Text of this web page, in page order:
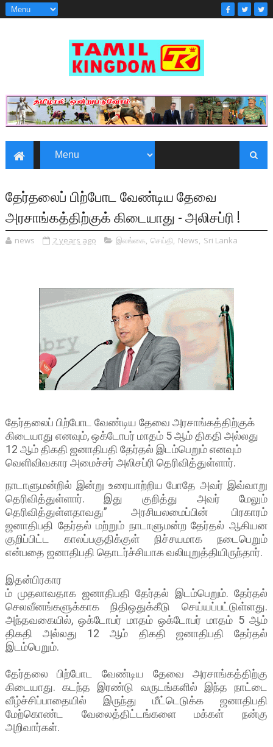
தேர்தலைப் பிற்போட வேண்டிய தேவை
அரசாங்கத்திற்குக் கிடையாது - அலிசப்ரி !
news 2 years ago இலங்கை, செய்தி, News, Sri Lanka
தேர்தலைப் பிற்போட வேண்டிய தேவை அரசாங்கத்திற்குக்
கிடையாது எனவும், ஒக்டோபர் மாதம் 5 ஆம் திகதி அல்லது
12 ஆம் திகதி ஜனாதிபதி தேர்தல் இடம்பெறும் எனவும்
வெளிவிவகார அமைச்சர் அலிசப்ரி தெரிவித்துள்ளார்.
நாடாளுமன்றில் இன்று உரையாற்றிய போதே அவர் இவ்வாறு
தெரிவித்துள்ளார். இது குறித்து அவர் மேலும்
தெரிவித்துள்ளதாவது” அரசியலமைப்பின் பிரகாரம்
ஜனாதிபதி தேர்தல் மற்றும் நாடாளுமன்ற தேர்தல் ஆகியன
குறிப்பிட்ட காலப்பகுதிக்குள் நிச்சயமாக நடைபெறும்
என்பதை ஜனாதிபதி தொடர்ச்சியாக வலியுறுத்தியிருந்தார்.
இதன்பிரகார
ம் முதலாவதாக ஜனாதிபதி தேர்தல் இடம்பெறும். தேர்தல்
செலவீனங்களுக்காக நிதிஒதுக்கீடு செய்யப்பட்டுள்ளது.
அந்தவகையில், ஒக்டோபர் மாதம் ஒக்டோபர் மாதம் 5 ஆம்
திகதி அல்லது 12 ஆம் திகதி ஜனாதிபதி தேர்தல்
இடம்பெறும்.
தேர்தலை பிற்போட வேண்டிய தேவை அரசாங்கத்திற்கு
கிடையாது. கடந்த இரண்டு வருடங்களில் இந்த நாட்டை
வீழ்ச்சிப்பாதையில் இருந்து மீட்டெடுக்க ஜனாதிபதி
மேற்கொண்ட வேலைத்திட்டங்களை மக்கள் நன்கு
அறிவார்கள்.